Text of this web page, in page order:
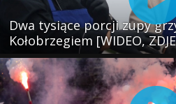
Dwa tysiące porcji zupy
Kołobrzegiem [WIDEO,